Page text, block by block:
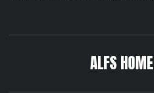
ALFS